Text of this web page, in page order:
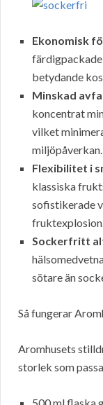
Ekonomisk
betydande
Minskad
koncentrat
vilket
miljöpåverkan.
Flexibilitet i
klassiska
sofistikerade
Sockerfritt
sötare än
Så fungerar
Aromhusets
storlek som